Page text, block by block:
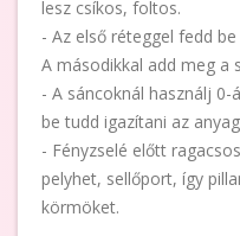
lesz csíkos, foltos.
- Az első réteggel fedd
A másodikkal add meg a
- A sáncoknál használj
be tudd igazítani az
- Fényzselé előtt
pelyhet, sellőport, így
körmöket.